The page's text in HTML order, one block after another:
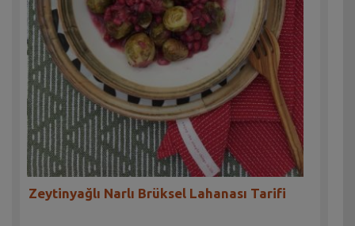
Zeytinyağlı Narlı Brüksel Lahanası Tarifi